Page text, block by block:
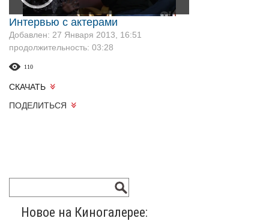
Интервью с актерами
Добавлен: 27 Января 2013, 16:51
продолжительность: 03:28
110
СКАЧАТЬ
ПОДЕЛИТЬСЯ
Новое на Киногалерее: